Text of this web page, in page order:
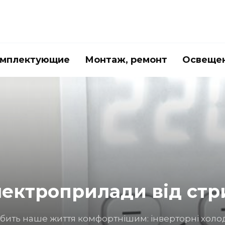
Монтаж, ремонт
від цвілі та
сім’ї
простий прилад для охолодження повітря,